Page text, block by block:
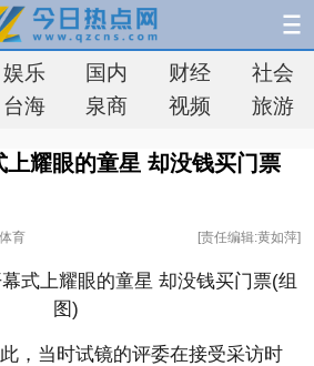
娱乐 国内 财经
社会
台海 泉商 视频 旅游
耀眼的童星 却没钱买门票
育 [责任编辑:黄如萍]
，当时试镜的评委在接受采访时